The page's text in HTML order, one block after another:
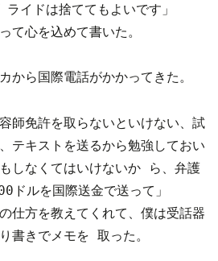
イドは捨ててもよいです」
て心を込めて書いた。
から国際電話がかかってきた。
師免許を取らないといけない、試
テキストを送るから勉強しておい
しなくてはいけないか ら、弁護
ドルを国際送金で送って」
仕方を教えてくれて、僕は受話器
書きでメモを 取った。